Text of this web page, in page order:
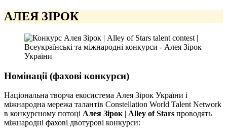
АЛЕЯ ЗІРОК
Номінації (фахові конкурси)
Національна творча екосистема Алея Зірок України і
міжнародна мережа талантів Constellation World Talent Network
в конкурсному потоці Алея Зірок Alley of Stars проводять
міжнародні фахові двотурові конкурси: